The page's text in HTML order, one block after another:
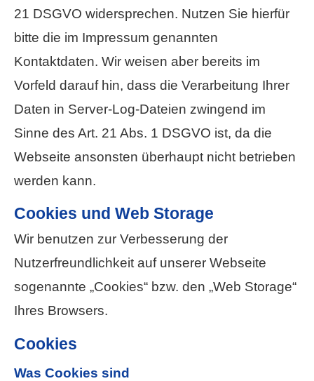
21 DSGVO widersprechen. Nutzen Sie hierfür
bitte die im Impressum genannten
Kontaktdaten. Wir weisen aber bereits im
Vorfeld darauf hin, dass die Verarbeitung Ihrer
Daten in Server-Log-Dateien zwingend im
Sinne des Art. 21 Abs. 1 DSGVO ist, da die
Webseite ansonsten überhaupt nicht betrieben
werden kann.
Cookies und Web Storage
Wir benutzen zur Verbesserung der
Nutzerfreundlichkeit auf unserer Webseite
sogenannte „Cookies“ bzw. den „Web Storage“
Ihres Browsers.
Cookies
Was Cookies sind